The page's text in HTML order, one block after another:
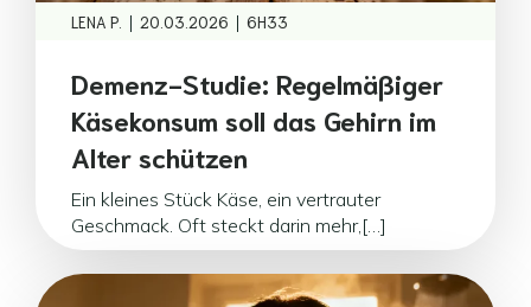
LENA P. | 20.03.2026 | 6H33
Demenz-Studie: Regelmäßiger
Käsekonsum soll das Gehirn im
Alter schützen
Ein kleines Stück Käse, ein vertrauter
Geschmack. Oft steckt darin mehr,[…]